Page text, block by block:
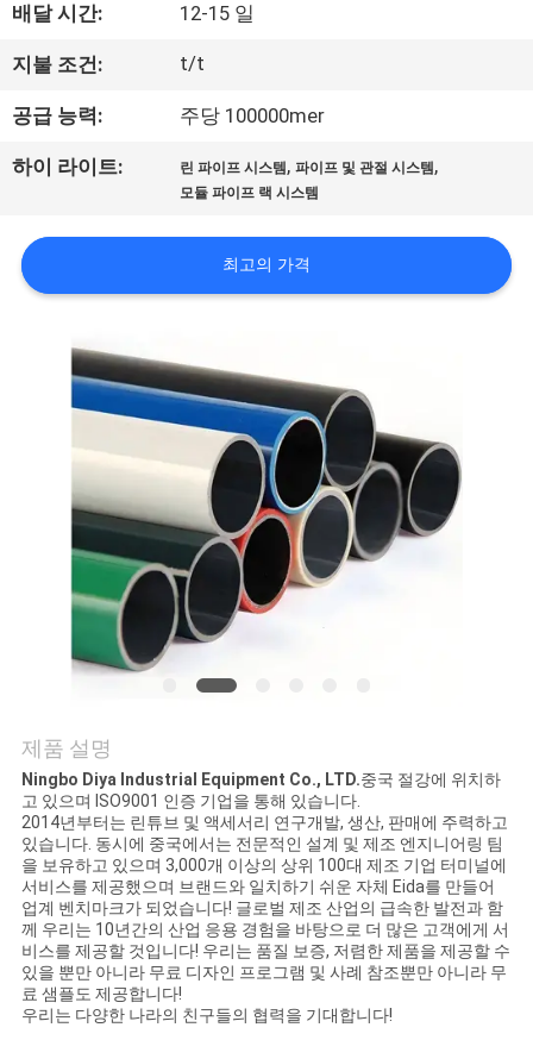
공
장
견
학
품
질
식
케
이
스
조
배달 시간: 12-15 일
지불 조건: t/t
공급 능력: 주당 100000mer
하이 라이트: 린 파이프 시스템 ,파이프 및 관절 시스템 ,
모듈 파이프 랙 시스템
최고의 가격
제품 설명
Ningbo Diya Industrial Equipment Co., LTD.중국 절강에 위치하
고 있으며 ISO9001 인증 기업을 통해 있습니다.
2014년부터는 린튜브 및 액세서리 연구개발, 생산, 판매에 주력하고
있습니다. 동시에 중국에서는 전문적인 설계 및 제조 엔지니어링 팀
을 보유하고 있으며 3,000개 이상의 상위 100대 제조 기업 터미널에
서비스를 제공했으며 브랜드와 일치하기 쉬운 자체 Eida를 만들어
업계 벤치마크가 되었습니다! 글로벌 제조 산업의 급속한 발전과 함
께 우리는 10년간의 산업 응용 경험을 바탕으로 더 많은 고객에게 서
비스를 제공할 것입니다! 우리는 품질 보증, 저렴한 제품을 제공할 수
있을 뿐만 아니라 무료 디자인 프로그램 및 사례 참조뿐만 아니라 무
료 샘플도 제공합니다!
우리는 다양한 나라의 친구들의 협력을 기대합니다!